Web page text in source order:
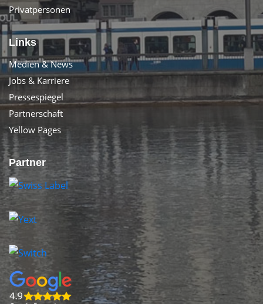
Privatpersonen
Links
Medien & News
Jobs & Karriere
Pressespiegel
Partnerschaft
Yellow Pages
Partner